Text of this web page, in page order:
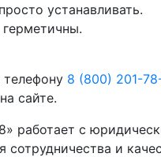
устанавливать.
8 (800) 201-
сайте.
работает с
и